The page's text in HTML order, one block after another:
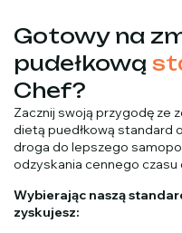
Gotowy na
pudełkową
Chef?
Zacznij swoją przygodę ze
dietą puedłkową standard
droga do lepszego
odzyskania cennego czasu
Wybierając naszą
zyskujesz: